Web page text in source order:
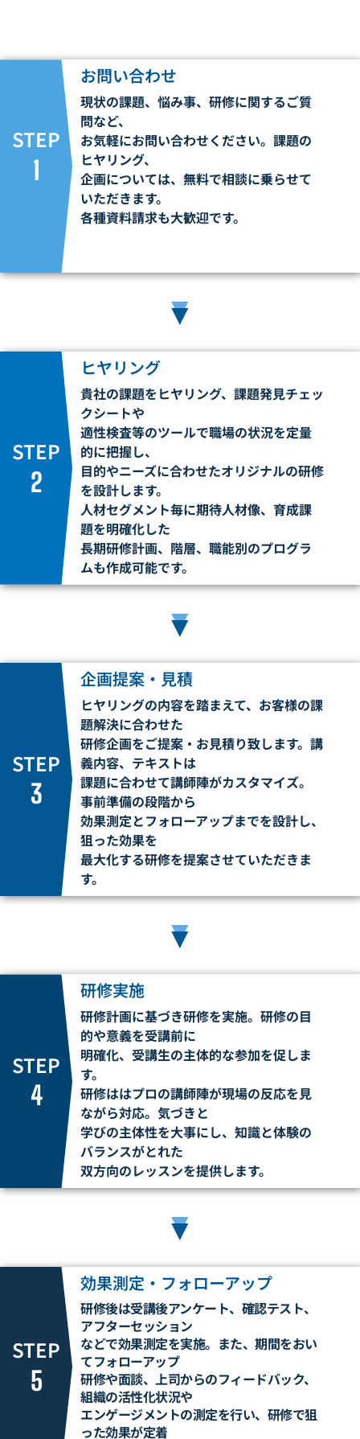
STEP
1
お問い合わせ
現状の課題、悩み事、研修に関するご質
問など、
お気軽にお問い合わせください。 課題の
ヒヤリング、
企画については、無料で相談に乗らせて
いただきます。
各種資料請求も大歓迎です。
▼
STEP
2
ヒヤリング
貴社の課題をヒヤリング、課題発見チェッ
クシートや
適性検査等のツールで職場の状況を定量
的に把握し、
目的やニーズに合わせたオリジナルの研修
を設計します。
人材セグメント毎に期待人材像、育成課
題を明確化した
長期研修計画、階層、職能別のプログラ
ムも作成可能です。
▼
STEP
3
企画提案・見積
ヒヤリングの内容を踏まえて、お客様の課
題解決に合わせた
研修企画をご提案・お見積り致します。講
義内容、テキストは
課題に合わせて講師陣がカスタマイズ。
事前準備の段階から
効果測定とフォローアップまでを設計し、
狙った効果を
最大化する研修を提案させていただきま
す。
▼
STEP
4
研修実施
研修計画に基づき研修を実施。研修の目
的や意義を受講前に
明確化、受講生の主体的な参加を促しま
す。
研修ははプロの講師陣が現場の反応を見
ながら対応。気づきと
学びの主体性を大事にし、知識と体験の
バランスがとれた
双方向のレッスンを提供します。
▼
STEP
5
効果測定・フォローアップ
研修後は受講後アンケート、確認テスト、
アフターセッション
などで効果測定を実施。 また、期間をおい
てフォローアップ
研修や面談、上司からのフィードバック、
組織の活性化状況や
エンゲージメントの測定を行い、研修で狙
った効果が定着